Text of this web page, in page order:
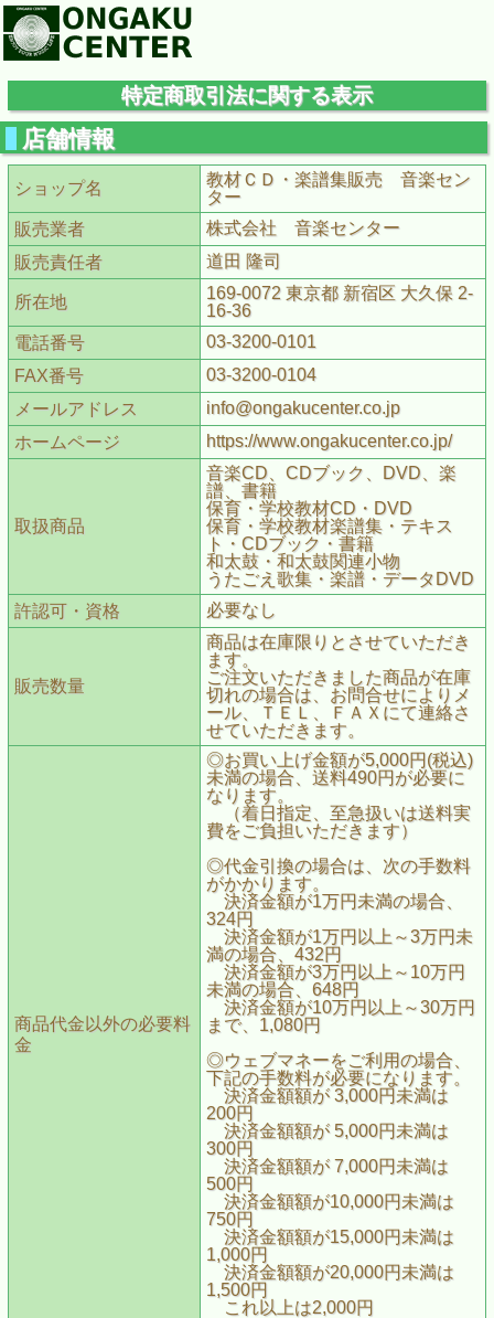
特定商取引法に関する表示
店舗情報
ショップ名
教材ＣＤ・楽譜集販売 音楽セン
ター
販売業者
株式会社 音楽センター
販売責任者
道田 隆司
所在地
169-0072 東京都 新宿区 大久保 2-
16-36
電話番号
03-3200-0101
FAX番号
03-3200-0104
メールアドレス
info@ongakucenter.co.jp
ホームページ
https://www.ongakucenter.co.jp/
取扱商品
音楽CD、CDブック、DVD、楽
譜、書籍
保育・学校教材CD・DVD
保育・学校教材楽譜集・テキス
ト・CDブック・書籍
和太鼓・和太鼓関連小物
うたごえ歌集・楽譜・データDVD
許認可・資格
必要なし
販売数量
商品は在庫限りとさせていただき
ます。
ご注文いただきました商品が在庫
切れの場合は、お問合せによりメ
ール、ＴＥＬ、ＦＡＸにて連絡さ
せていただきます。
商品代金以外の必要料
金
◎お買い上げ金額が5,000円(税込)
未満の場合、送料490円が必要に
なります。
（着日指定、至急扱いは送料実
費をご負担いただきます）
◎代金引換の場合は、次の手数料
がかかります。
決済金額が1万円未満の場合、
324円
決済金額が1万円以上～3万円未
満の場合、432円
決済金額が3万円以上～10万円
未満の場合、648円
決済金額が10万円以上～30万円
まで、1,080円
◎ウェブマネーをご利用の場合、
下記の手数料が必要になります。
決済金額額が 3,000円未満は
200円
決済金額額が 5,000円未満は
300円
決済金額額が 7,000円未満は
500円
決済金額額が10,000円未満は
750円
決済金額額が15,000円未満は
1,000円
決済金額額が20,000円未満は
1,500円
これ以上は2,000円